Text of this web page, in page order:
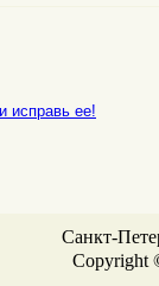
исправь ее!
Санкт-
Copyright